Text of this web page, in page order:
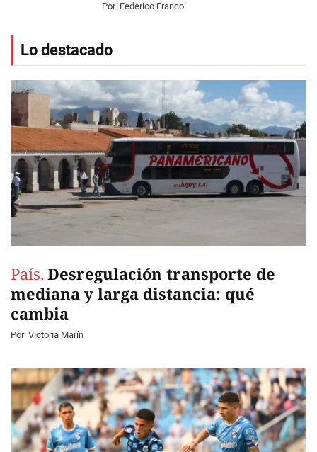
Por Federico Franco
Lo destacado
País. Desregulación transporte de
mediana y larga distancia: qué
cambia
Por Victoria Marín